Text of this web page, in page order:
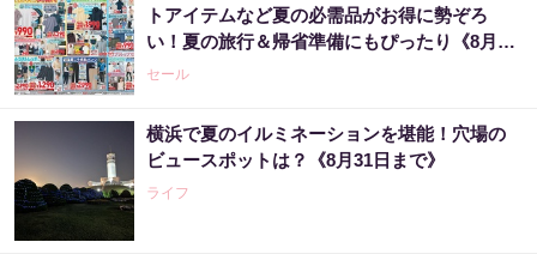
トアイテムなど夏の必需品がお得に勢ぞろ
い！夏の旅行＆帰省準備にもぴったり《8月6
日まで》
セール
横浜で夏のイルミネーションを堪能！穴場の
ビュースポットは？《8月31日まで》
ライフ